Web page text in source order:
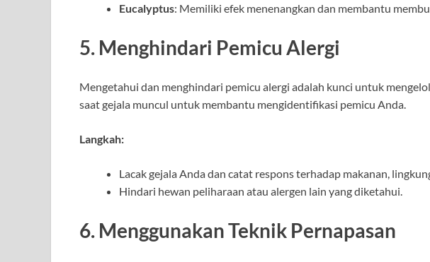
Eucalyptus: Memiliki efek menenangkan dan membantu
5. Menghindari Pemicu Alergi
Mengetahui dan menghindari pemicu alergi adalah kunci untuk
saat gejala muncul untuk membantu mengidentifikasi pemicu Anda.
Langkah:
Lacak gejala Anda dan catat respons terhadap makanan,
Hindari hewan peliharaan atau alergen lain yang diketahui.
6. Menggunakan Teknik Pernapasan